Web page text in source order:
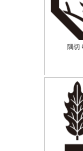
隅切